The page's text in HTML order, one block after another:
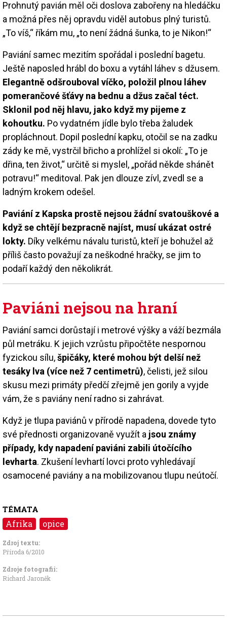
Prohnutý pavián měl oči doslova zabořeny na hledáčku
a možná přes něj opravdu viděl autobus plný turistů.
„To víš,“ říkám mu, „to není žádná šunka, to je Nikon!“
Paviání samec mezitím spořádal i poslední bagetu.
Ještě naposled hrábl do boxu a vytáhl láhev s džusem.
Elegantně odšrouboval víčko, položil plnou láhev
pomerančové šťávy na bednu a džus začal téct.
Sklonil pod něj hlavu, jako když my pijeme z
kohoutku. Po vydatném jídle bylo třeba žaludek
propláchnout. Dopil poslední kapku, otočil se na zadku
zády ke mě, vystrčil břicho a prohlížel si okolí: „To je
dřina, ten život,“ určitě si myslel, „pořád někde shánět
potravu!“ meditoval. Pak jen dlouze zívl, zvedl se a
ladným krokem odešel.
Paviání z Kapska prostě nejsou žádní svatouškové a
když se chtějí bezpracně najíst, musí ukázat ostré
lokty. Díky velkému návalu turistů, kteří je bohužel až
příliš často považují za neškodné hračky, se jim to
podaří každý den několikrát.
Paviáni nejsou na hraní
Paviání samci dorůstají i metrové výšky a váží bezmála
půl metráku. K jejich vzrůstu připočtěte nespornou
fyzickou sílu,špičáky, které mohou být delší než
tesáky lva (více než 7 centimetrů), čelisti, jež silou
skusu mezi primáty předčí zřejmě jen gorily a vyjde
vám, že s paviány není radno si zahrávat.
Když je tlupa paviánů v přírodě napadena, dovede tyto
své přednosti organizovaně využít a jsou známy
případy, kdy napadení paviáni zabili útočícího
levharta. Zkušení levhartí lovci proto vyhledávají
osamocené paviány a na mobilizovanou tlupu neútočí.
TÉMATA
Afrika opice
Zdroj textu:
Příroda 6/2010
Zdroje fotografii:
Richard Jaroněk